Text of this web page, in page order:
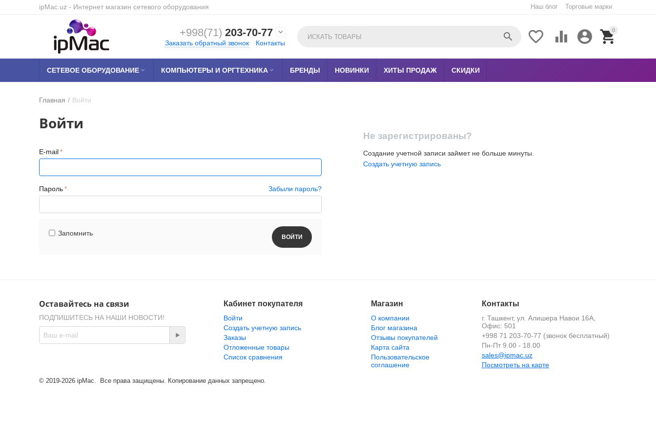
ipMac.uz - Интернет магазин сетевого оборудования Наш блог Торговые марки
+998(71) 203-70-77 
Заказать обратный звонок Контакты
0


 

СЕТЕВОЕ ОБОРУДОВАНИЕ  КОМПЬЮТЕРЫ И ОРГТЕХНИКА  БРЕНДЫ НОВИНКИ ХИТЫ ПРОДАЖ СКИДКИ
Главная / Войти
Войти
E-mail
Пароль Забыли пароль?
ВОЙТИ
Запомнить
Не зарегистрированы?
Создание учетной записи займет не больше минуты.
Создать учетную запись
Оставайтесь на связи
ПОДПИШИТЕСЬ НА НАШИ НОВОСТИ!
Кабинет покупателя
Войти
Создать учетную запись
Заказы
Отложенные товары
Список сравнения
Магазин
О компании
Блог магазина
Отзывы покупателей
Карта сайта
Пользовательское
соглашение
Контакты
г. Ташкент, ул. Алишера Навои 16А,
Офис: 501
+998 71 203-70-77 (звонок бесплатный)
Пн-Пт 9.00 - 18.00
sales@ipmac.uz
Посмотреть на карте
© 2019-2026 ipMac. Все права защищены. Копирование данных запрещено.